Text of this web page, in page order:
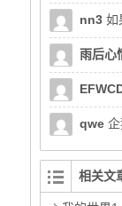
nn3 如
雨后心
qwe
相关文